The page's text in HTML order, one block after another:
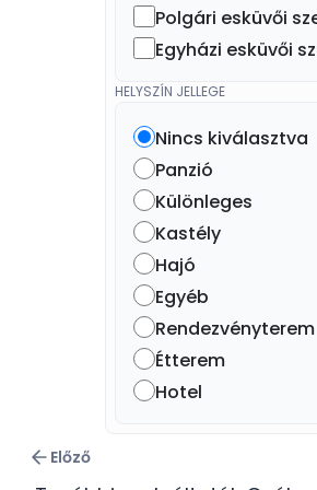
Polgári esküvői
Egyházi esküvői
HELYSZÍN JELLEGE
Nincs kiválasztva
Panzió
Különleges
Kastély
Hajó
Egyéb
Rendezvényterem
Étterem
Hotel
Előző